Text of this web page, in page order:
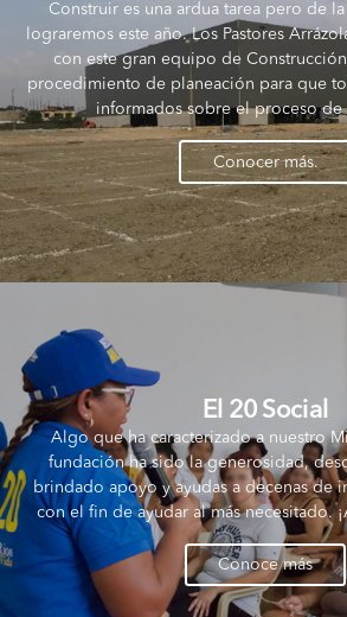
Construir es una ardua tarea pero de
lograremos este año. Los Pastores
con este gran equipo de
procedimiento de planeación para que
informados sobre el proceso
Conocer más.
El 20 Social
Algo que ha caracterizado a nuestro
fundación ha sido la generosidad,
brindado apoyo y ayudas a decenas de
con el fin de ayudar al más necesitado.
Conoce más